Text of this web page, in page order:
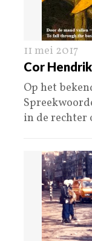
11 mei 2017
Cor
Op het
in de rechter